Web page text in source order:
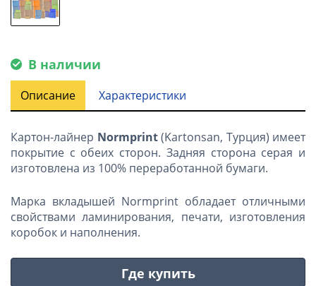
В наличии
Описание Характеристики
Картон-лайнер Normprint(Kartonsan, Турция) имеет
покрытие с обеих сторон. Задняя сторона серая и
изготовлена из 100% переработанной бумаги.
Марка вкладышей Normprint обладает отличными
свойствами ламинирования, печати, изготовления
коробок и наполнения.
Где купить